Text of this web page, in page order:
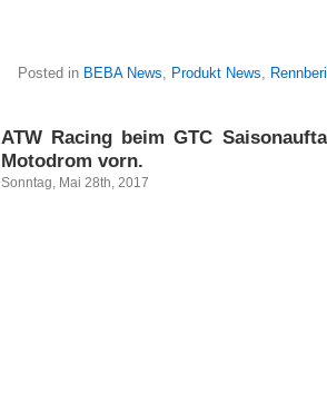
Posted in BEBA News, Produkt News,
ATW Racing beim GTC
Motodrom vorn.
Sonntag, Mai 28th, 2017